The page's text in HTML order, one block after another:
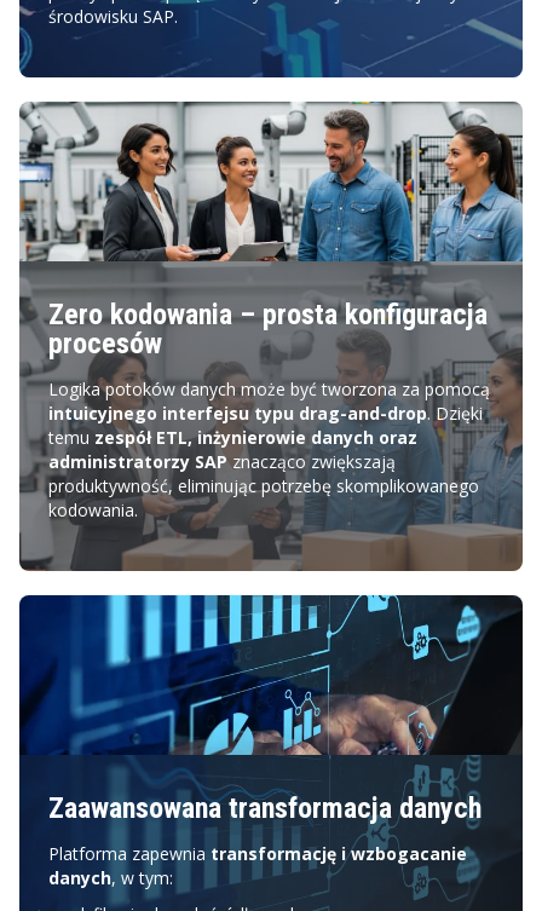
środowisku SAP.
Zero kodowania – prosta konfiguracja
procesów
Logika potoków danych może być tworzona za pomocą
intuicyjnego interfejsu typu drag-and-drop. Dzięki
temu zespół ETL, inżynierowie danych oraz
administratorzy SAPznacząco zwiększają
produktywność, eliminując potrzebę skomplikowanego
kodowania.
Zaawansowana transformacja danych
Platforma zapewnia transformację i wzbogacanie
danych, w tym: